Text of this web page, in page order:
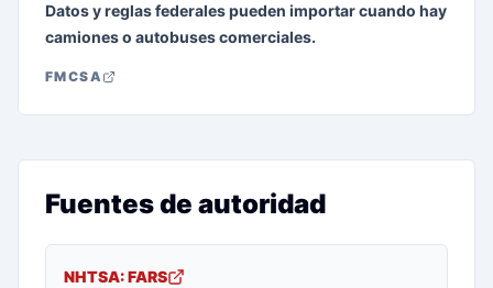
Datos y reglas federales pueden importar cuando hay
camiones o autobuses comerciales.
FMCSA
Fuentes de autoridad
NHTSA: FARS